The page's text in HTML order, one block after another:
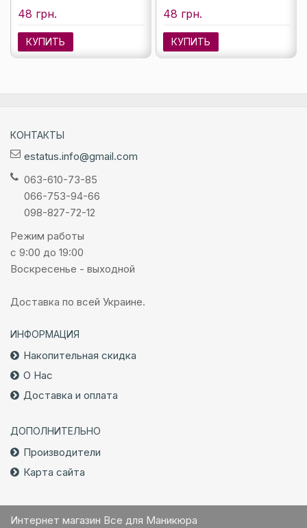
48 грн.
КУПИТЬ
48 грн.
КУПИТЬ
КОНТАКТЫ
estatus.info@gmail.com
063-610-73-85
066-753-94-66
098-827-72-12
Режим работы
с 9:00 до 19:00
Воскресенье - выходной
Доставка по всей Украине.
ИНФОРМАЦИЯ
Накопительная скидка
О Нас
Доставка и оплата
ДОПОЛНИТЕЛЬНО
Производители
Карта сайта
Интернет магазин Все для Маникюра